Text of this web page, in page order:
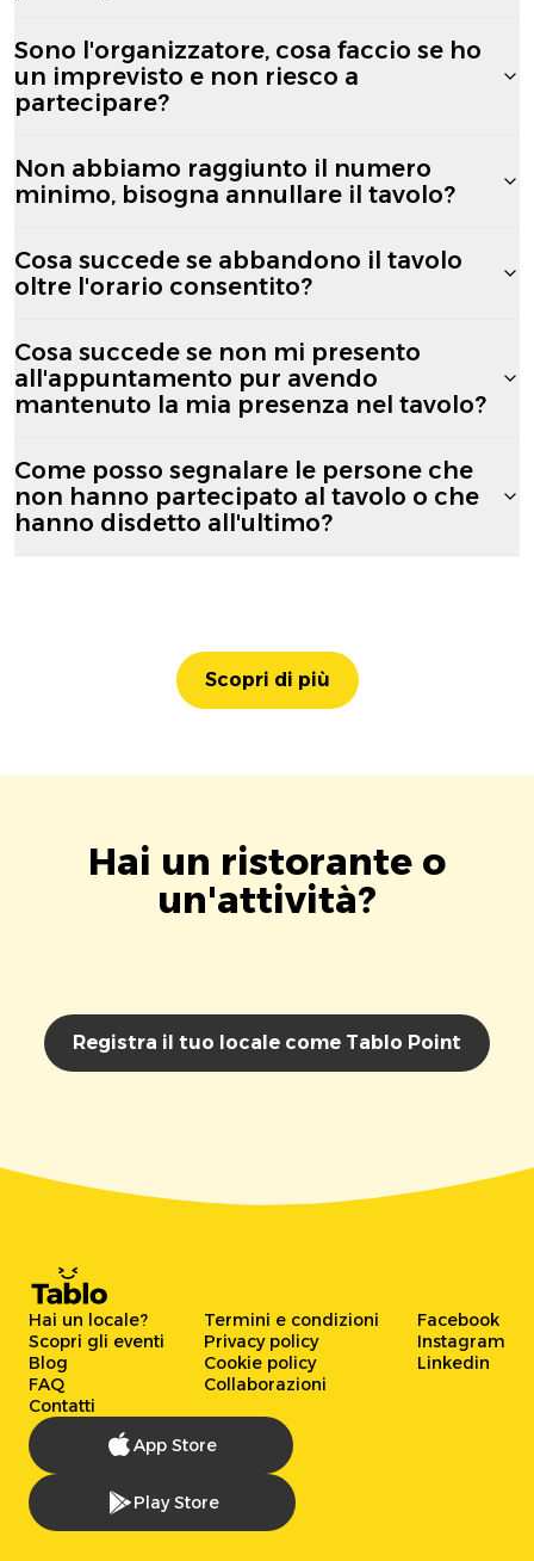
Sono l'organizzatore, cosa faccio se ho
un imprevisto e non riesco a
partecipare?
Non abbiamo raggiunto il numero
minimo, bisogna annullare il tavolo?
Cosa succede se abbandono il tavolo
oltre l'orario consentito?
Cosa succede se non mi presento
all'appuntamento pur avendo
mantenuto la mia presenza nel tavolo?
Come posso segnalare le persone che
non hanno partecipato al tavolo o che
hanno disdetto all'ultimo?
Scopri di più
Hai un ristorante o
un'attività?
Registra il tuo locale come Tablo Point
Hai un locale?
Scopri gli eventi
Blog
FAQ
Contatti
Termini e condizioni
Privacy policy
Cookie policy
Collaborazioni
Facebook
Instagram
Linkedin
App Store
Play Store